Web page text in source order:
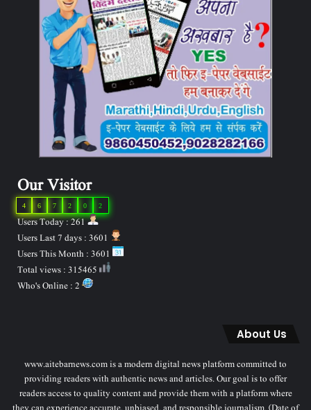
Our Visitor
2
0
2
7
6
4
Users Today : 261
About Us
www.aitebarnews.com is a modern digital news platform committed to
providing readers with authentic news and articles. Our goal is to offer
readers access to quality content and provide them with a platform where